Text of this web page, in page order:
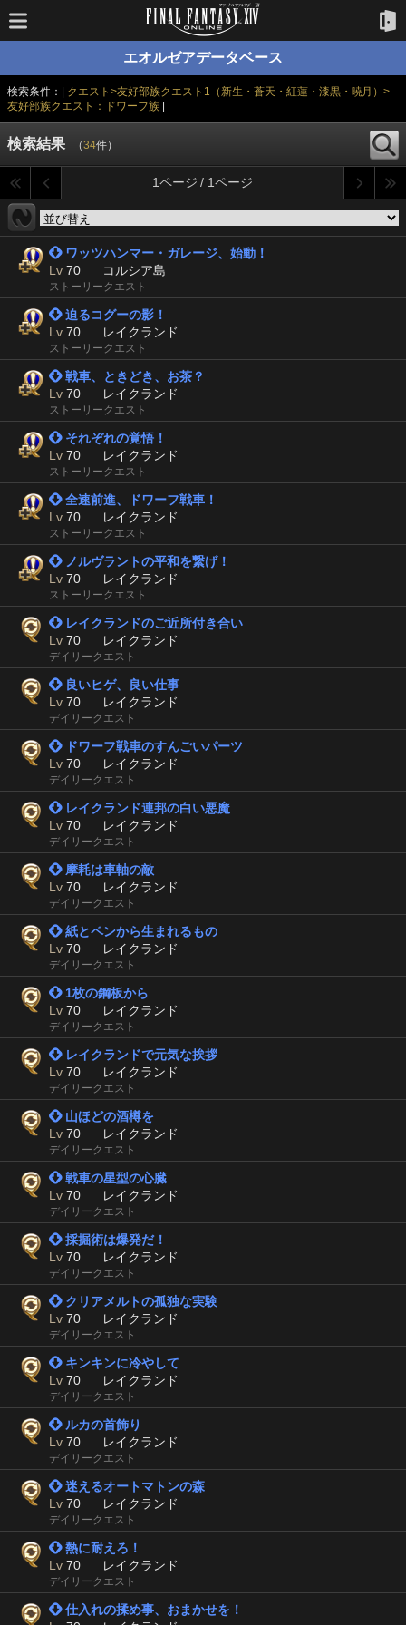
エオルゼアデータベース
検索条件：| クエスト>友好部族クエスト1（新生・蒼天・紅蓮・漆黒・暁月）>
友好部族クエスト：ドワーフ族|
検索結果 （34件）
1ページ / 1ページ
 ワッツハンマー・ガレージ、始動！
Lv 70 コルシア島
ストーリークエスト
 迫るコグーの影！
Lv 70 レイクランド
ストーリークエスト
 戦車、ときどき、お茶？
Lv 70 レイクランド
ストーリークエスト
 それぞれの覚悟！
Lv 70 レイクランド
ストーリークエスト
 全速前進、ドワーフ戦車！
Lv 70 レイクランド
ストーリークエスト
 ノルヴラントの平和を繋げ！
Lv 70 レイクランド
ストーリークエスト
 レイクランドのご近所付き合い
Lv 70 レイクランド
デイリークエスト
 良いヒゲ、良い仕事
Lv 70 レイクランド
デイリークエスト
 ドワーフ戦車のすんごいパーツ
Lv 70 レイクランド
デイリークエスト
 レイクランド連邦の白い悪魔
Lv 70 レイクランド
デイリークエスト
 摩耗は車軸の敵
Lv 70 レイクランド
デイリークエスト
 紙とペンから生まれるもの
Lv 70 レイクランド
デイリークエスト
 1枚の鋼板から
Lv 70 レイクランド
デイリークエスト
 レイクランドで元気な挨拶
Lv 70 レイクランド
デイリークエスト
 山ほどの酒樽を
Lv 70 レイクランド
デイリークエスト
 戦車の星型の心臓
Lv 70 レイクランド
デイリークエスト
 採掘術は爆発だ！
Lv 70 レイクランド
デイリークエスト
 クリアメルトの孤独な実験
Lv 70 レイクランド
デイリークエスト
 キンキンに冷やして
Lv 70 レイクランド
デイリークエスト
 ルカの首飾り
Lv 70 レイクランド
デイリークエスト
 迷えるオートマトンの森
Lv 70 レイクランド
デイリークエスト
 熱に耐えろ！
Lv 70 レイクランド
デイリークエスト
 仕入れの揉め事、おまかせを！